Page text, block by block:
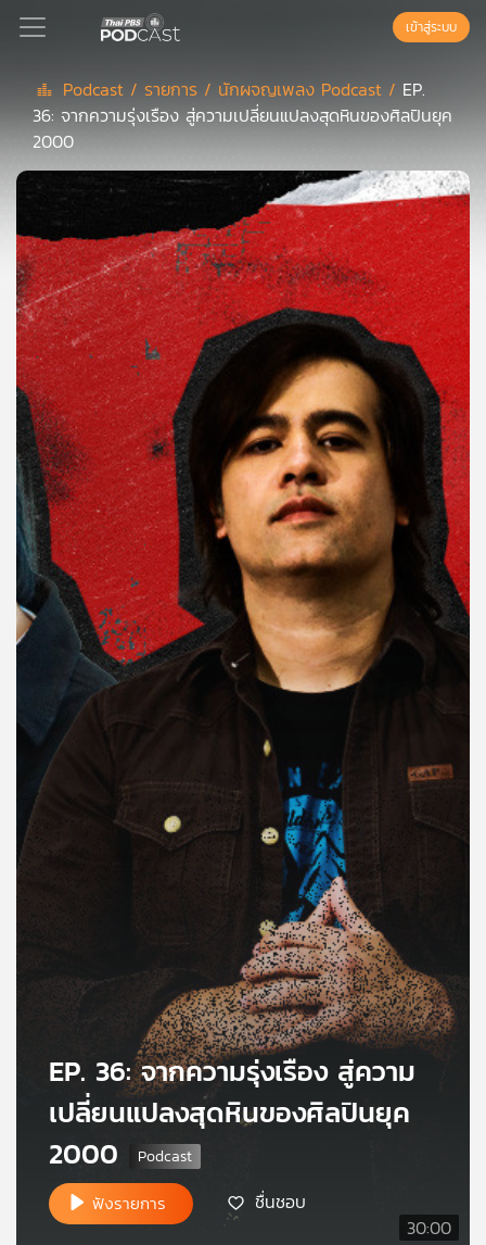
Podcast
เพล
ลิ
สต์
แนะนำ
เพล
ย์
ลิ
สต์
ของ
คุณ
เพลง
ข่าว
กิจกรรม
เกี่ยว
แผนที่
เข้าสู่ระบบ
Podcast / รายการ / นักผจญเพลง Podcast / EP.
36: จากความรุ่งเรือง สู่ความเปลี่ยนแปลงสุดหินของศิลปินยุค
2000
30:00
EP. 36: จากความรุ่งเรือง สู่ความ
เปลี่ยนแปลงสุดหินของศิลปินยุค
2000
ฟังรายการ ชื่นชอบ